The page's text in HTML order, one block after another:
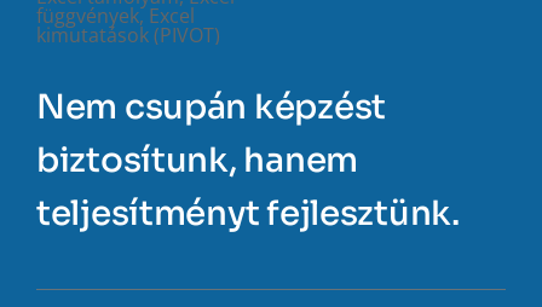
Nem csupán képzést
biztosítunk, hanem
teljesítményt fejlesztünk.